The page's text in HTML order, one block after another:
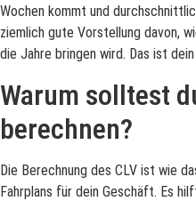
Wochen kommt und
ziemlich gute Vorstellung davon,
die Jahre bringen wird. Das ist
Warum solltest
berechnen?
Die Berechnung des CLV ist wie
Fahrplans für dein Geschäft. Es